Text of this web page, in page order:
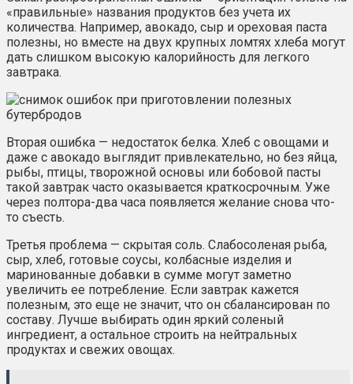
«правильные» названия продуктов без учета их
количества. Например, авокадо, сыр и ореховая паста
полезны, но вместе на двух крупных ломтях хлеба могут
дать слишком высокую калорийность для легкого
завтрака.
Вторая ошибка — недостаток белка. Хлеб с овощами и
даже с авокадо выглядит привлекательно, но без яйца,
рыбы, птицы, творожной основы или бобовой пасты
такой завтрак часто оказывается краткосрочным. Уже
через полтора-два часа появляется желание снова что-
то съесть.
Третья проблема — скрытая соль. Слабосоленая рыба,
сыр, хлеб, готовые соусы, колбасные изделия и
маринованные добавки в сумме могут заметно
увеличить ее потребление. Если завтрак кажется
полезным, это еще не значит, что он сбалансирован по
составу. Лучше выбирать один яркий соленый
ингредиент, а остальное строить на нейтральных
продуктах и свежих овощах.